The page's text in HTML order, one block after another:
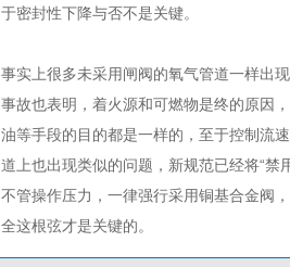
于密封性下降与否不是关键。
事实上很多未采用闸阀的氧气管道一样出
事故也表明，着火源和可燃物是终的原因
油等手段的目的都是一样的，至于控制流
道上也出现类似的问题，新规范已经将“
不管操作压力，一律强行采用铜基合金阀
全这根弦才是关键的。